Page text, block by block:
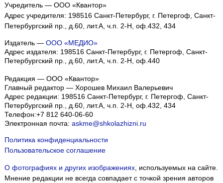
Учредитель — ООО «Квантор»
Адрес учредителя: 198516 Санкт-Петербург, г. Петергоф, Санкт-
Петербургский пр., д.60, лит.А, ч.п. 2-Н, оф.432, 434
Издатель — ООО «МЕДИО»
Адрес издателя: 198516 Санкт-Петербург, г. Петергоф, Санкт-
Петербургский пр., д.60, лит.А, ч.п. 2-Н, оф.440
Редакция — ООО «Квантор»
Главный редактор — Хорошев Михаил Валерьевич
Адрес редакции: 198516 Санкт-Петербург, г. Петергоф, Санкт-
Петербургский пр., д.60, лит.А, ч.п. 2-Н, оф.432, 434
Телефон:+7 812 640-06-60
Электронная почта: askme@shkolazhizni.ru
Политика конфиденциальности
Пользовательское соглашение
О фотографиях и других изображениях, используемых на сайте.
Мнение редакции не всегда совпадает с точкой зрения авторов